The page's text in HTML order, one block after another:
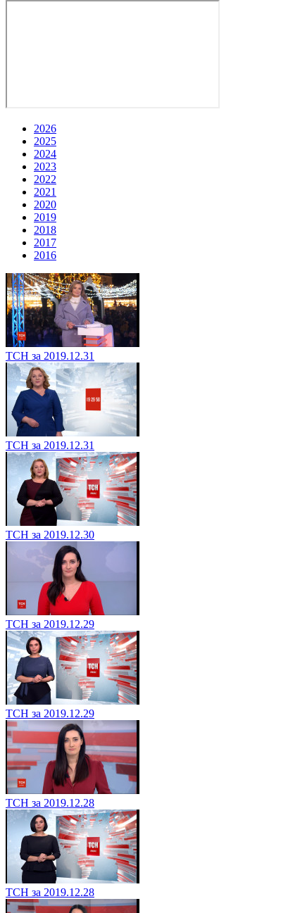
2026
2025
2024
2023
2022
2021
2020
2019
2018
2017
2016
ТСН за 2019.12.31
ТСН за 2019.12.31
ТСН за 2019.12.30
ТСН за 2019.12.29
ТСН за 2019.12.29
ТСН за 2019.12.28
ТСН за 2019.12.28